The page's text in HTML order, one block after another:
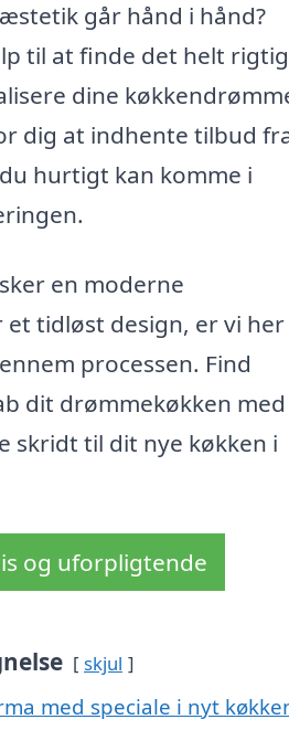
går hånd i hånd?
til at finde det helt
dine
dig at indhente tilbud
hurtigt kan komme i
en moderne
tidløst design, er vi her
processen. Find
dit drømmekøkken med
skridt til dit nye køkken i
og uforpligtende
skjul
med speciale i nyt